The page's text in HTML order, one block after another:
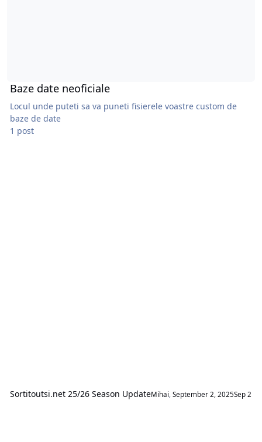
Baze date neoficiale
Locul unde puteti sa va puneti fisierele voastre custom de
baze de date
1 post
Sortitoutsi.net 25/26 Season UpdateMihai September 2, 2025Sep 2